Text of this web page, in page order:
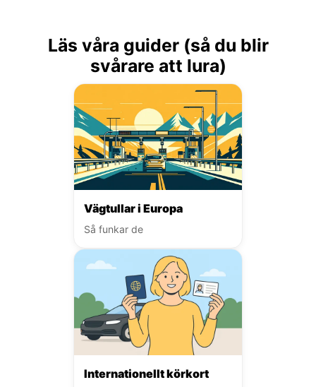
Läs våra guider (så du blir
svårare att lura)
Vägtullar i Europa
Så funkar de
Internationellt körkort